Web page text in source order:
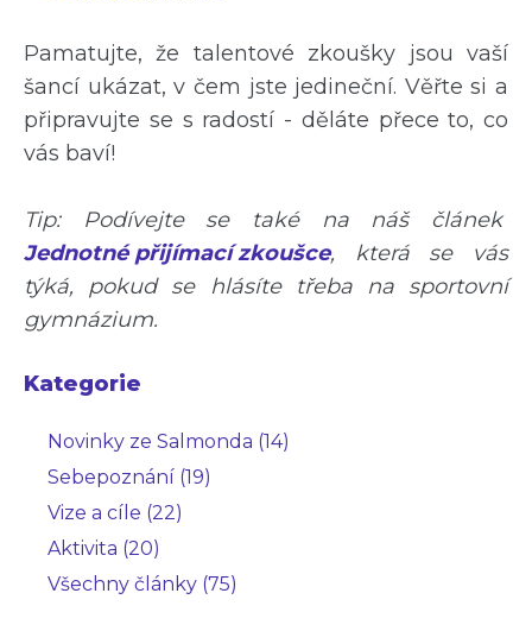
Pamatujte, že talentové zkoušky jsou vaší
šancí ukázat, v čem jste jedineční. Věřte si a
připravujte se s radostí - děláte přece to, co
vás baví!
Tip: Podívejte se také na náš článek
Jednotné přijímací zkoušce, která se vás
týká, pokud se hlásíte třeba na sportovní
gymnázium.
Kategorie
Novinky ze Salmonda (14)
Sebepoznání (19)
Vize a cíle (22)
Aktivita (20)
Všechny články (75)